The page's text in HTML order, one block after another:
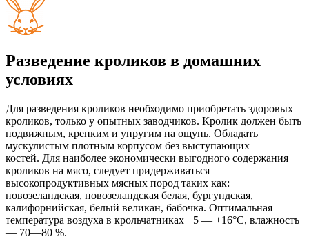
Разведение кроликов в домашних
условиях
Для разведения кроликов необходимо приобретать здоровых
кроликов, только у опытных заводчиков. Кролик должен быть
подвижным, крепким и упругим на ощупь. Обладать
мускулистым плотным корпусом без выступающих
костей. Для наиболее экономически выгодного содержания
кроликов на мясо, следует придерживаться
высокопродуктивных мясных пород таких как:
новозеландская, новозеландская белая, бургундская,
калифорнийская, белый великан, бабочка. Оптимальная
температура воздуха в крольчатниках +5 — +16°С, влажность
— 70—80 %.